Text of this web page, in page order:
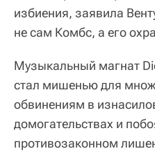
избиения, заявила
не сам Комбс, а его
Музыкальный магнат
стал мишенью для
обвинениям в
домогательствах и
противозаконном